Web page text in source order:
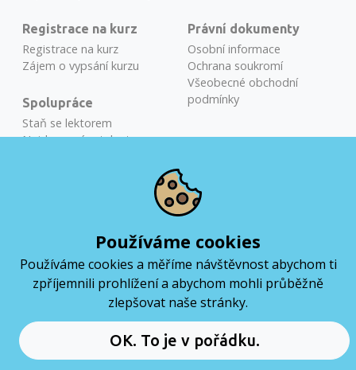
Používáme cookies
Používáme cookies a měříme návštěvnost abychom ti
zpříjemnili prohlížení a abychom mohli průběžně
zlepšovat naše stránky.
OK. To je v pořádku.
Miloslav Běťák
+420 724 384 092
miloslav@coderslab.cz
Rezervuj si online meeting
Registrace na kurz
Registrace na kurz
Zájem o vypsání kurzu
Spolupráce
Staň se lektorem
Najdeme vám talenty
Právní dokumenty
Osobní informace
Ochrana soukromí
Všeobecné obchodní
podmínky
Coders Lab CZ & SK by LifeScale © 2012-2026. Službu
provozuje společnost
LifeScale s.r.o.